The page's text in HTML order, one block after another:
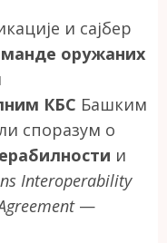
и сајбер
оружаних
КБС Башким
споразум о
и
Interoperability
—